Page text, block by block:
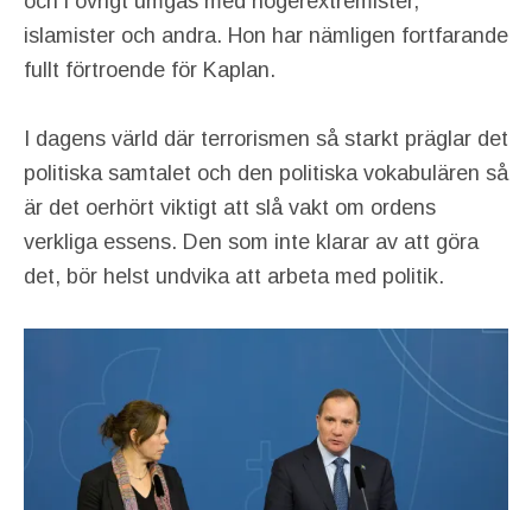
islamister och andra. Hon har nämligen fortfarande
fullt förtroende för Kaplan.
I dagens värld där terrorismen så starkt präglar det
politiska samtalet och den politiska vokabulären så
är det oerhört viktigt att slå vakt om ordens
verkliga essens. Den som inte klarar av att göra
det, bör helst undvika att arbeta med politik.